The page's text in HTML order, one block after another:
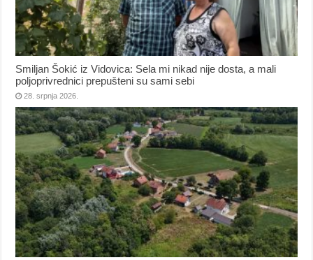
Smiljan Šokić iz Vidovica: Sela mi nikad nije dosta, a mali
poljoprivrednici prepušteni su sami sebi
28. srpnja 2026.